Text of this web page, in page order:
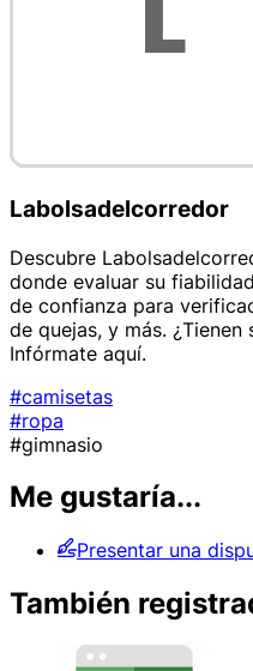
Labolsadelcorredor
Descubre
donde evaluar su
de confianza para
de quejas, y más.
Infórmate aquí.
#camisetas
#ropa
#gimnasio
Me gustaría...
Presentar una
También